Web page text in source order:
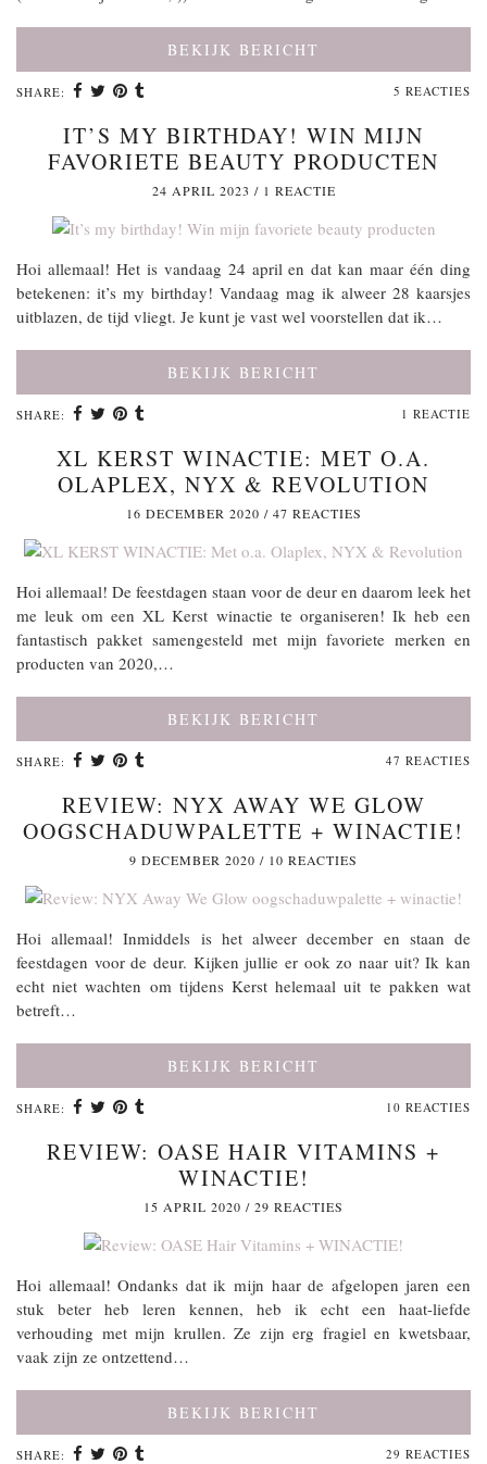
BEKIJK BERICHT
SHARE: 5 REACTIES
IT’S MY BIRTHDAY! WIN MIJN
FAVORIETE BEAUTY PRODUCTEN
24 APRIL 2023 / 1 REACTIE
Hoi allemaal! Het is vandaag 24 april en dat kan maar één ding
betekenen: it’s my birthday! Vandaag mag ik alweer 28 kaarsjes
uitblazen, de tijd vliegt. Je kunt je vast wel voorstellen dat ik…
BEKIJK BERICHT
SHARE: 1 REACTIE
XL KERST WINACTIE: MET O.A.
OLAPLEX, NYX & REVOLUTION
16 DECEMBER 2020 / 47 REACTIES
Hoi allemaal! De feestdagen staan voor de deur en daarom leek het
me leuk om een XL Kerst winactie te organiseren! Ik heb een
fantastisch pakket samengesteld met mijn favoriete merken en
producten van 2020,…
BEKIJK BERICHT
SHARE: 47 REACTIES
REVIEW: NYX AWAY WE GLOW
OOGSCHADUWPALETTE + WINACTIE!
9 DECEMBER 2020 / 10 REACTIES
Hoi allemaal! Inmiddels is het alweer december en staan de
feestdagen voor de deur. Kijken jullie er ook zo naar uit? Ik kan
echt niet wachten om tijdens Kerst helemaal uit te pakken wat
betreft…
BEKIJK BERICHT
SHARE: 10 REACTIES
REVIEW: OASE HAIR VITAMINS +
WINACTIE!
15 APRIL 2020 / 29 REACTIES
Hoi allemaal! Ondanks dat ik mijn haar de afgelopen jaren een
stuk beter heb leren kennen, heb ik echt een haat-liefde
verhouding met mijn krullen. Ze zijn erg fragiel en kwetsbaar,
vaak zijn ze ontzettend…
BEKIJK BERICHT
SHARE: 29 REACTIES